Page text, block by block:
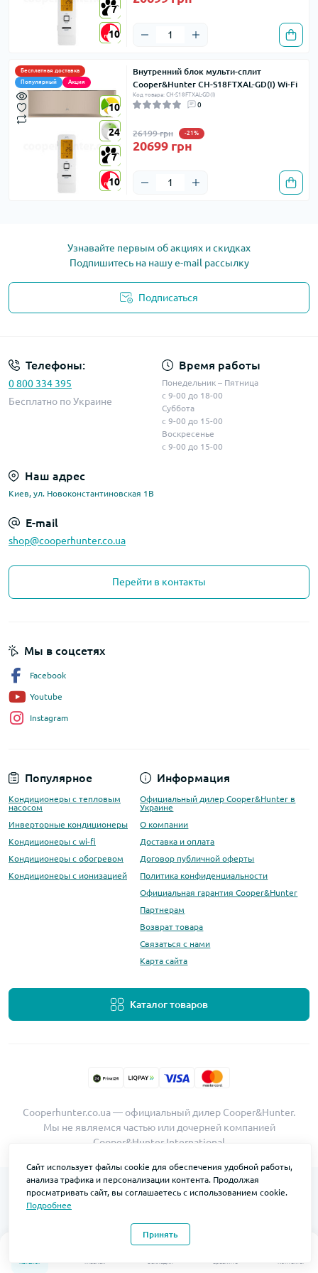
Каталог Главная Закладки
0
Сравнить Контакты
7
10
7
10
Бесплатная доставка
Популярный
Акция
10
24
7
10
10
24
7
10
Внутренний блок мульти-сплит
Cooper&Hunter CH-S18FTXAL-GD(I) Wi-Fi
Код товара: CH-S18FTXAL-GD(I)
0
26199 грн -21%
20699 грн
Узнавайте первым об акциях и скидках
Подпишитесь на нашу e-mail рассылку
Подписаться
Телефоны:
0 800 334 395
Бесплатно по Украине
Время работы
Понедельник – Пятница
с 9-00 до 18-00
Суббота
с 9-00 до 15-00
Воскресенье
с 9-00 до 15-00
Наш адрес
Киев, ул. Новоконстантиновская 1В
E-mail
shop@cooperhunter.co.ua
Перейти в контакты
Популярное
Кондиционеры с тепловым
насосом
Инверторные кондиционеры
Кондиционеры с wi-fi
Кондиционеры с обогревом
Кондиционеры с ионизацией
Информация
Официальный дилер Cooper&Hunter в
Украине
О компании
Доставка и оплата
Договор публичной оферты
Политика конфиденциальности
Официальная гарантия Cooper&Hunter
Партнерам
Возврат товара
Связаться с нами
Карта сайта
Каталог товаров
Мы в соцсетях
Facebook
Youtube
Instagram
Cooperhunter.co.ua — официальный дилер Cooper&Hunter.
Мы не являемся частью или дочерней компанией
Cooper&Hunter International
Сайт использует файлы cookie для обеспечения удобной работы,
анализа трафика и персонализации контента. Продолжая
просматривать сайт, вы соглашаетесь с использованием cookie.
Подробнее
Принять